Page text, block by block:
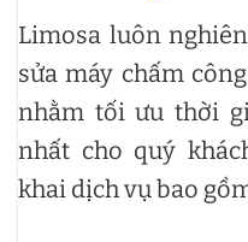
Limosa luôn
sửa máy chấm
nhằm tối ưu thời
nhất cho quý
khai dịch vụ bao